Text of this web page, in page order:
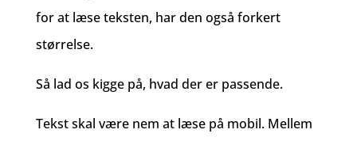
for at læse teksten, har den også forkert
størrelse.
Så lad os kigge på, hvad der er passende.
Tekst skal være nem at læse på mobil. Mellem